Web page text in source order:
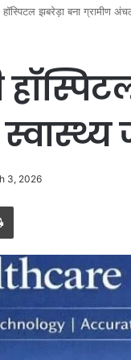
हॉस्पिटल झबरेड़ा बना ग्रामीण
3, 2026